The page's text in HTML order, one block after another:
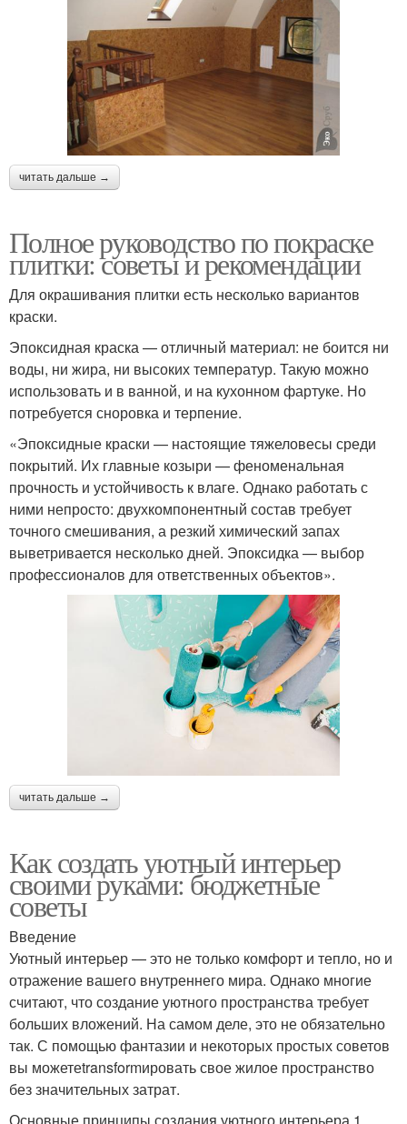
читать дальше →
Полное руководство по покраске
плитки: советы и рекомендации
Для окрашивания плитки есть несколько вариантов
краски.
Эпоксидная краска — отличный материал: не боится ни
воды, ни жира, ни высоких температур. Такую можно
использовать и в ванной, и на кухонном фартуке. Но
потребуется сноровка и терпение.
«Эпоксидные краски — настоящие тяжеловесы среди
покрытий. Их главные козыри — феноменальная
прочность и устойчивость к влаге. Однако работать с
ними непросто: двухкомпонентный состав требует
точного смешивания, а резкий химический запах
выветривается несколько дней. Эпоксидка — выбор
профессионалов для ответственных объектов».
читать дальше →
Как создать уютный интерьер
своими руками: бюджетные
советы
Введение
Уютный интерьер — это не только комфорт и тепло, но и
отражение вашего внутреннего мира. Однако многие
считают, что создание уютного пространства требует
больших вложений. На самом деле, это не обязательно
так. С помощью фантазии и некоторых простых советов
вы можетеtransformировать свое жилое пространство
без значительных затрат.